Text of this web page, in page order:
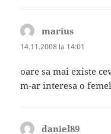
marius
14.11.2008 la 14:01
oare sa mai existe
m-ar interesa o
daniel89